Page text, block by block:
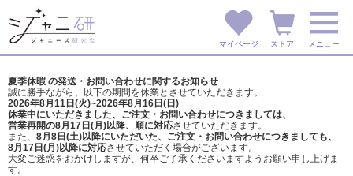
マイページ ストア メニュー
夏季休暇 の発送・お問い合わせに関するお知らせ
誠に勝手ながら、以下の期間を休業とさせていただきます。
2026年8月11日(火)~2026年8月16日(日)
休業中にいただきました、ご注文・お問い合わせにつきましては、
営業再開の8月17日(月)以降、順に対応させていただきます。
また、 8月8日(土)以降にいただいた、ご注文・ お問い合わせにつきましても、
8月17日(月)以降に対応させていただく場合がございます。
大変ご迷惑をおかけしますが、 何卒ご了承くださいますようお願い申し上げま
す。